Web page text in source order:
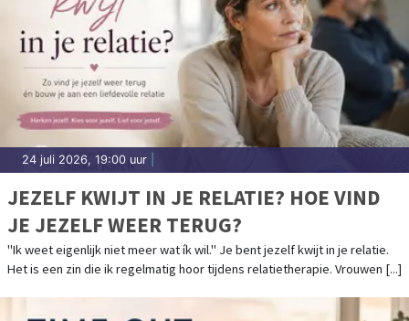
24 juli 2026, 19:00 uur
JEZELF KWIJT IN JE RELATIE? HOE VIND
JE JEZELF WEER TERUG?
"Ik weet eigenlijk niet meer wat ík wil." Je bent jezelf kwijt in je relatie.
Het is een zin die ik regelmatig hoor tijdens relatietherapie. Vrouwen [...]